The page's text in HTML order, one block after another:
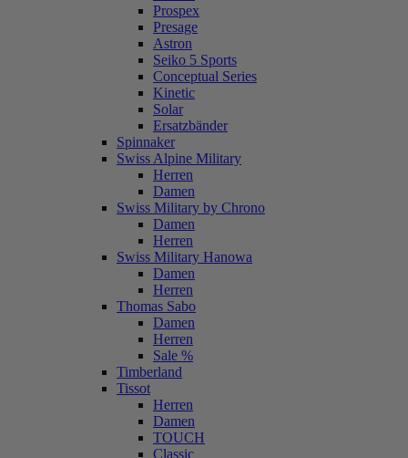
Prospex
Presage
Astron
Seiko 5 Sports
Conceptual Series
Kinetic
Solar
Ersatzbänder
Spinnaker
Swiss Alpine Military
Herren
Damen
Swiss Military by Chrono
Damen
Herren
Swiss Military Hanowa
Damen
Herren
Thomas Sabo
Damen
Herren
Sale %
Timberland
Tissot
Herren
Damen
TOUCH
Classic